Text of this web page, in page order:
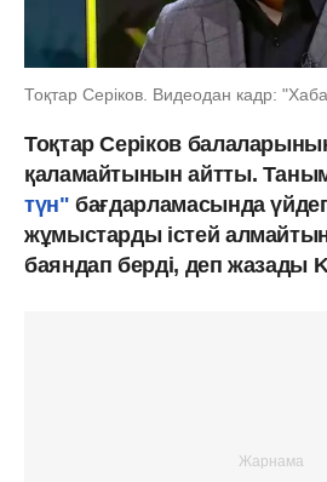
Тоқтар Серіков. Видеодан кадр:
Тоқтар Серіков
қаламайтынын айтты.
түн"бағдарламасында
жұмыстарды істей
баяндап берді, деп жазады